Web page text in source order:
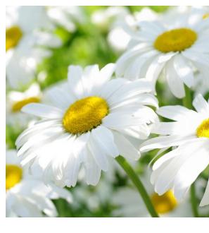
Перейти
к
содержимому